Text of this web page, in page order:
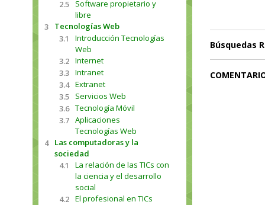
2.5
Software propietario y
libre
3
Tecnologías Web
3.1
Introducción Tecnologías
Web
3.2 Internet
3.3 Intranet
3.4 Extranet
3.5
Servicios Web
3.6 Tecnología Móvil
3.7 Aplicaciones
Tecnologías Web
4
Las computadoras y la
sociedad
4.1
La relación de las TICs con
la ciencia y el desarrollo
social
4.2 El profesional en TICs
Búsquedas